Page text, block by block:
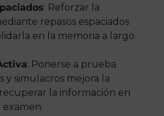
: Reforzar la
repasos espaciados
en la memoria a largo
: Ponerse a prueba
y simulacros mejora la
la información en
examen.